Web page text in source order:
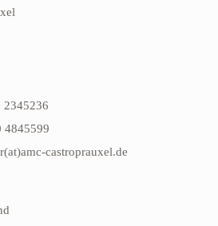
2345236
4845599
castroprauxel.de